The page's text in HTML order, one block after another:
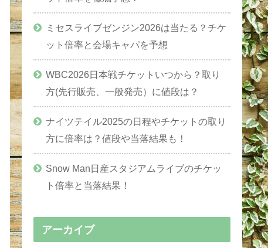
ミセスライブゼンジン2026は当たる？チケ
ット倍率と会場キャパを予想
WBC2026日本戦チケットいつから？取り
方(先行販売、一般発売）に値段は？
ナイツテイル2025の日程やチケットの取り
方に倍率は？値段や当落結果も！
Snow Man日産スタジアムライブのチケッ
ト倍率と当落結果！
アーカイブ